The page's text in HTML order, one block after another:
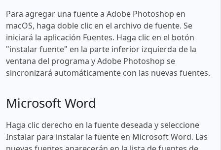
Para agregar una fuente a Adobe Photoshop en
macOS, haga doble clic en el archivo de fuente. Se
iniciará la aplicación Fuentes. Haga clic en el botón
"instalar fuente" en la parte inferior izquierda de la
ventana del programa y Adobe Photoshop se
sincronizará automáticamente con las nuevas fuentes.
Microsoft Word
Haga clic derecho en la fuente deseada y seleccione
Instalar para instalar la fuente en Microsoft Word. Las